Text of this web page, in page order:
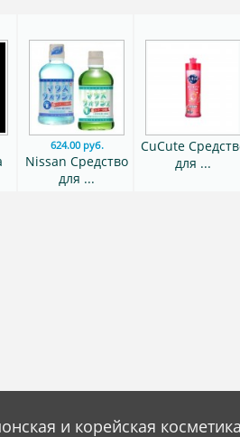
624.00 руб.
Nissan Средство
для ...
CuCute
для ...
и корейская